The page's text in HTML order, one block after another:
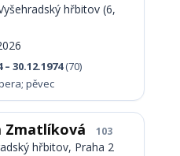
hřbitov (6,
– 30.12.1974(70)
pěvec
Zmatlíková 103
hřbitov, Praha 2